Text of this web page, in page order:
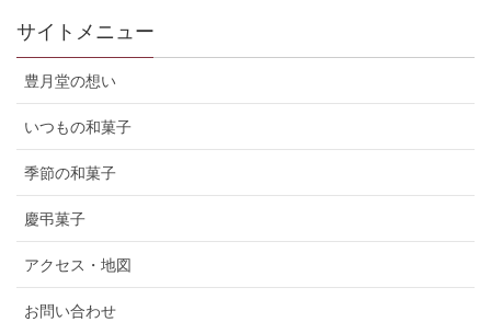
サイトメニュー
豊月堂の想い
いつもの和菓子
季節の和菓子
慶弔菓子
アクセス・地図
お問い合わせ